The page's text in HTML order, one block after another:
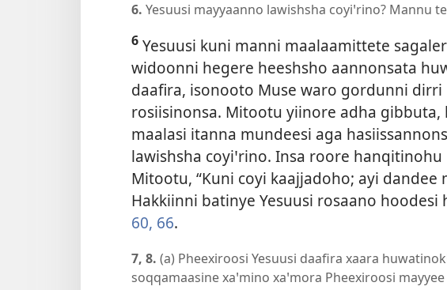
6. Yesuusi mayyaanno lawishsha coyiꞌrino? Mannu
6 Yesuusi kuni manni maalaamittete
widoonni hegere heeshsho aannonsata
daafira, isonooto Muse waro gordunni dirri
rosiisinonsa. Mitootu yiinore adha gibbuta,
maalasi itanna mundeesi aga
lawishsha coyiꞌrino. Insa roore
Mitootu, “Kuni coyi kaajjadoho; ayi dandee
Hakkiinni batinye Yesuusi rosaano hoodesi
60, 66.
7, 8. (a) Pheexiroosi Yesuusi daafira xaara
soqqamaasine xaꞌmino xaꞌmora Pheexiroosi